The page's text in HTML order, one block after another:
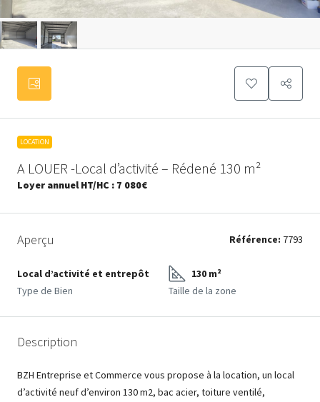
LOCATION
A LOUER -Local d’activité – Rédené 130 m²
Loyer annuel HT/HC : 7 080€
Aperçu Référence: 7793
Local d’activité et entrepôt
Type de Bien
130 m²
Taille de la zone
Description
BZH Entreprise et Commerce vous propose à la location, un local
d’activité neuf d’environ 130 m2, bac acier, toiture ventilé,